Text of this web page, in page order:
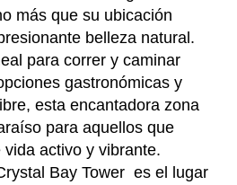
más que su ubicación
belleza natural.
para correr y caminar
gastronómicas y
esta encantadora zona
para aquellos que
activo y vibrante.
Bay Tower es el lugar